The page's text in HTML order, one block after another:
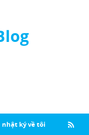
nhật ký về tôi